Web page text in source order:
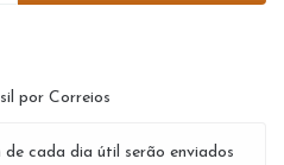
por Correios
de cada dia útil serão enviados